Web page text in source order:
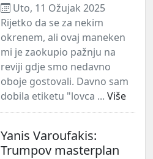
Uto, 11 Ožujak 2025
Rijetko da se za nekim
okrenem, ali ovaj maneken
mi je zaokupio pažnju na
reviji gdje smo nedavno
oboje gostovali. Davno sam
dobila etiketu "lovca ... Više
Yanis Varoufakis:
Trumpov masterplan